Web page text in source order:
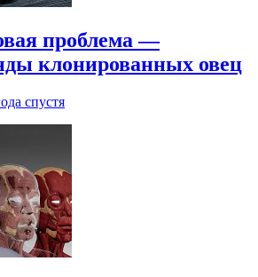
проблема —
клонированных овец
спустя